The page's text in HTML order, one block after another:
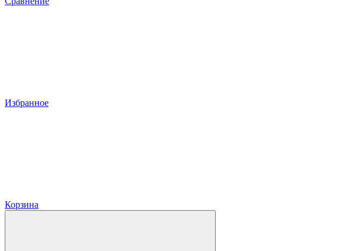
Избранное
Корзина